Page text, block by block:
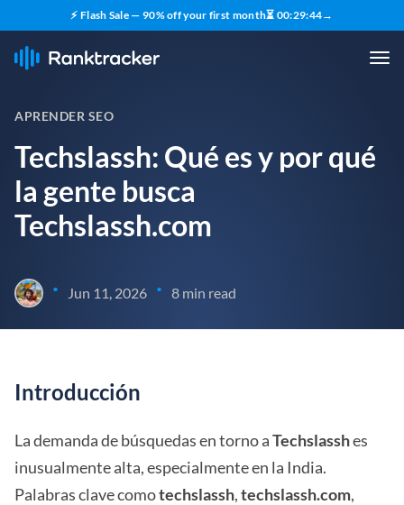
⚡ Flash Sale — 90% off your first month⏳ 00:29:43→
APRENDER SEO
Techslassh: Qué es y por qué
la gente busca
Techslassh.com
• Jun 11, 2026 • 8 min read
Introducción
La demanda de búsquedas en torno aTechslasshes
inusualmente alta, especialmente en la India.
Palabras clave comotechslassh,techslassh.com,